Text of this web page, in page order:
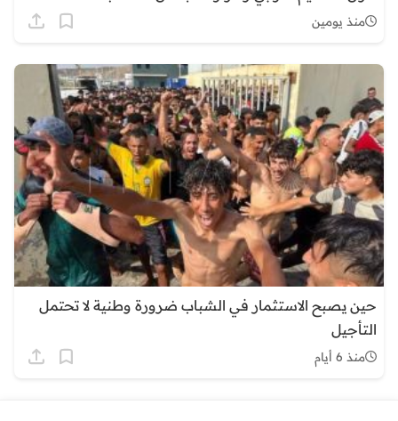
منذ يومين
حين يصبح الاستثمار في الشباب ضرورة وطنية لا تحتمل
التأجيل
منذ 6 أيام